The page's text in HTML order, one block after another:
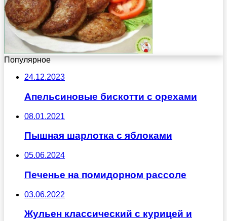
Популярное
24.12.2023
Апельсиновые бискотти с орехами
08.01.2021
Пышная шарлотка с яблоками
05.06.2024
Печенье на помидорном рассоле
03.06.2022
Жульен классический с курицей и